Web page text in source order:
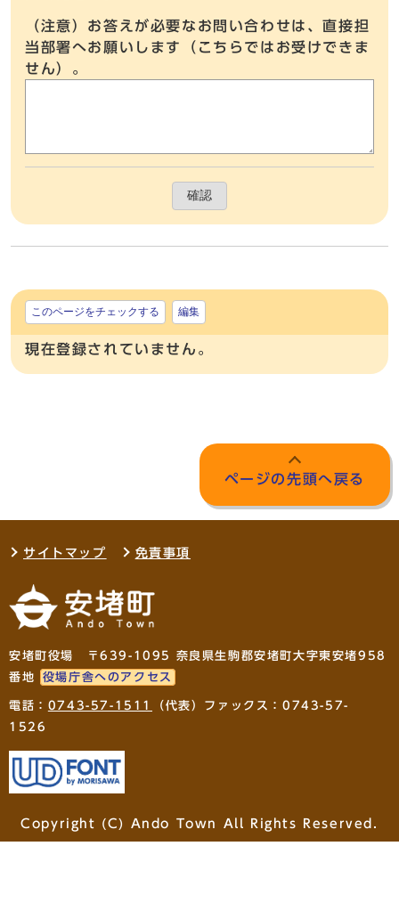
（注意）お答えが必要なお問い合わせは、直接担
当部署へお願いします（こちらではお受けできま
せん）。
確認
このページをチェックする 編集
現在登録されていません。
ページの先頭へ戻る
サイトマップ 免責事項
安堵町役場 〒639-1095 奈良県生駒郡安堵町大字東安堵958
番地
役場庁舎へのアクセス
電話： 0743-57-1511
（代表）ファックス：0743-57-
1526
Copyright (C) Ando Town All Rights Reserved.